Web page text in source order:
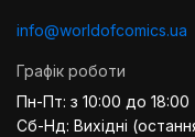
info@worldofcomics.ua
Графік роботи
Пн-Пт: з 10:00 до 18:00
Сб-Нд: Вихідні